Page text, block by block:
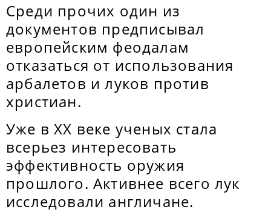
Среди прочих один из
документов предписывал
европейским феодалам
отказаться от использования
арбалетов и луков против
христиан.
Уже в XX веке ученых стала
всерьез интересовать
эффективность оружия
прошлого. Активнее всего лук
исследовали англичане.